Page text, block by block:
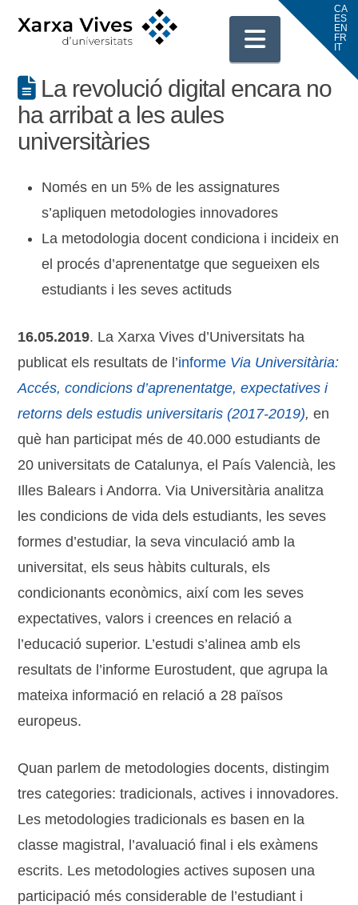
La revolució digital encara no
ha arribat a les aules
universitàries
Només en un 5% de les assignatures
s’apliquen metodologies innovadores
La metodologia docent condiciona i incideix en
el procés d’aprenentatge que segueixen els
estudiants i les seves actituds
16.05.2019. La Xarxa Vives d’Universitats ha
publicat els resultats de l’informe Via Universitària:
Accés, condicions d’aprenentatge, expectatives i
retorns dels estudis universitaris (2017-2019),en
què han participat més de 40.000 estudiants de
20 universitats de Catalunya, el País Valencià, les
Illes Balears i Andorra. Via Universitària analitza
les condicions de vida dels estudiants, les seves
formes d’estudiar, la seva vinculació amb la
universitat, els seus hàbits culturals, els
condicionants econòmics, així com les seves
expectatives, valors i creences en relació a
l’educació superior. L’estudi s’alinea amb els
resultats de l’informe Eurostudent, que agrupa la
mateixa informació en relació a 28 països
europeus.
Quan parlem de metodologies docents, distingim
tres categories: tradicionals, actives i innovadores.
Les metodologies tradicionals es basen en la
classe magistral, l’avaluació final i els exàmens
escrits. Les metodologies actives suposen una
participació més considerable de l’estudiant i